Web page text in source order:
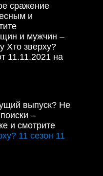
сражение
и
и мужчин –
Хто зверху?
11.11.2021 на
выпуск? Не
–
и смотрите
11 сезон 11